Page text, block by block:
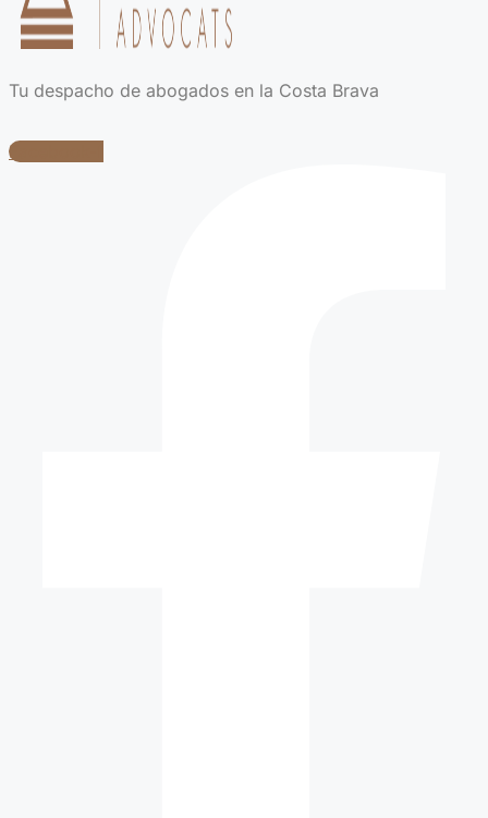
Tu despacho de abogados en la Costa Brava
Facebook-f